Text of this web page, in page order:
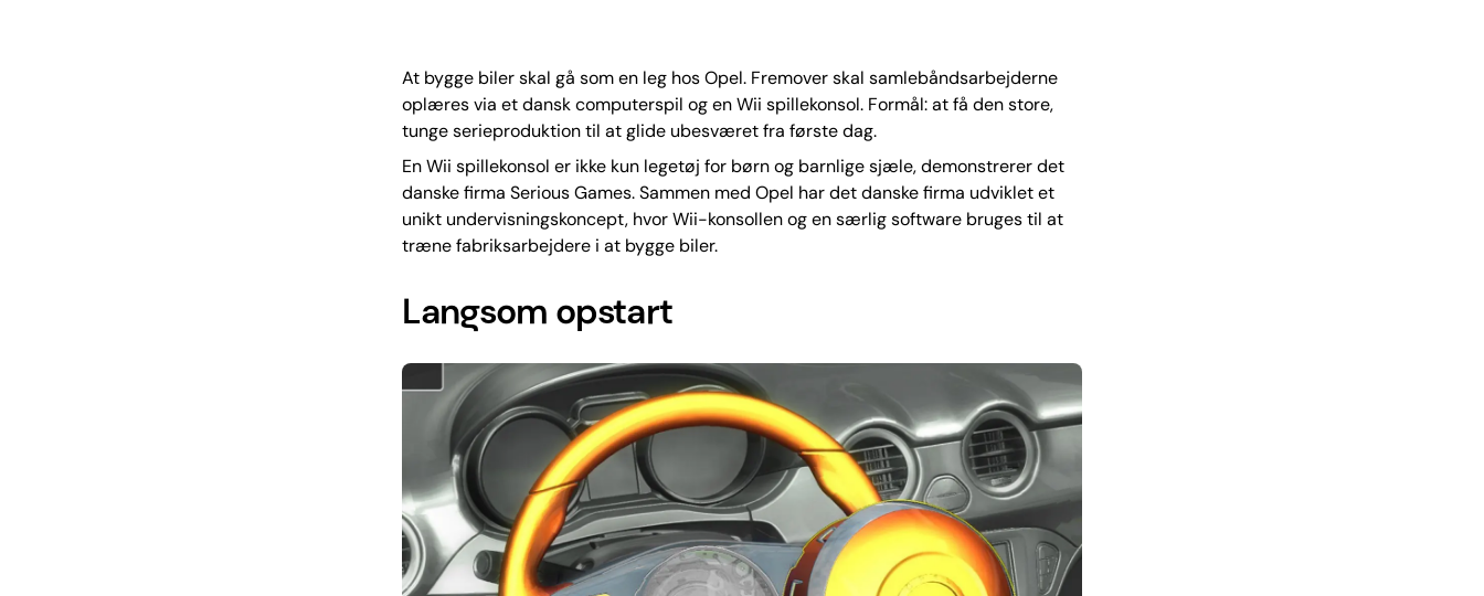
At bygge biler skal gå som en leg hos Opel. Fremover skal samlebåndsarbejderne
oplæres via et dansk computerspil og en Wii spillekonsol. Formål: at få den store,
tunge serieproduktion til at glide ubesværet fra første dag.
En Wii spillekonsol er ikke kun legetøj for børn og barnlige sjæle, demonstrerer det
danske firma Serious Games. Sammen med Opel har det danske firma udviklet et
unikt undervisningskoncept, hvor Wii-konsollen og en særlig software bruges til at
træne fabriksarbejdere i at bygge biler.
Langsom opstart